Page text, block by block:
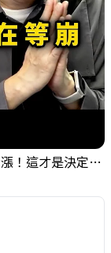
黃金偷偷大漲！這才是決定台股生死的「真風向球」！｜Mr.Jimmy高志銘 #黃金 #美元指數 #聯準會